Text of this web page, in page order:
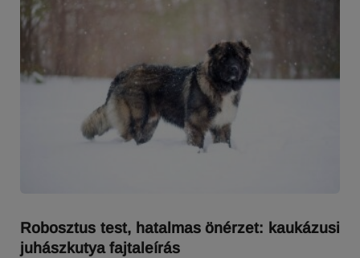
Robosztus test, hatalmas önérzet: kaukázusi
juhászkutya fajtaleírás